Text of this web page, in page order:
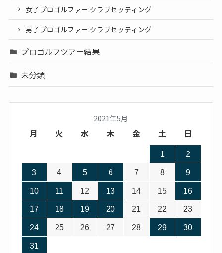
女子プロゴルファー:クラブセッティング
男子プロゴルファー:クラブセッティング
プロゴルフツアー結果
未分類
2021年5月
月 火 水 木 金 土 日
1 2
3 4 5 6 7 8 9
10 11 12 13 14 15 16
17 18 19 20 21 22 23
24 25 26 27 28 29 30
31